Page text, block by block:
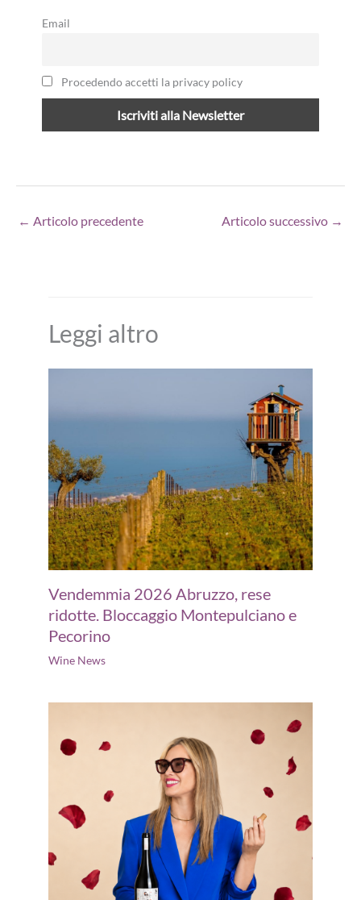
Email
Procedendo accetti la privacy policy
← Articolo precedente Articolo successivo →
Leggi altro
Vendemmia 2026 Abruzzo, rese
ridotte. Bloccaggio Montepulciano e
Pecorino
Wine News